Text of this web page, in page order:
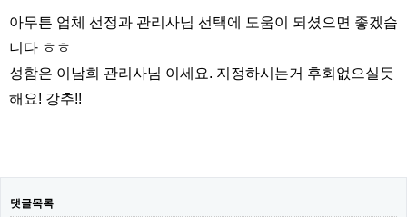
아무튼 업체 선정과 관리사님 선택에 도움이 되셨으면 좋겠습
니다 ㅎㅎ
성함은 이남희 관리사님 이세요. 지정하시는거 후회없으실듯
해요! 강추!!
댓글목록